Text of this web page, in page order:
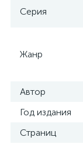
Серия
Жанр
Автор
Год издания
Страниц